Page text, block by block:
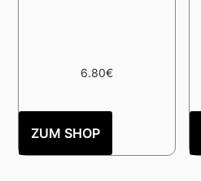
6.80€
ZUM SHOP